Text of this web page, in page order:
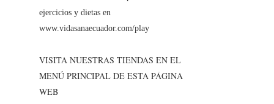
ejercicios y dietas en
www.vidasanaecuador.com/play
VISITA NUESTRAS TIENDAS EN EL
MENÚ PRINCIPAL DE ESTA PÁGINA
WEB